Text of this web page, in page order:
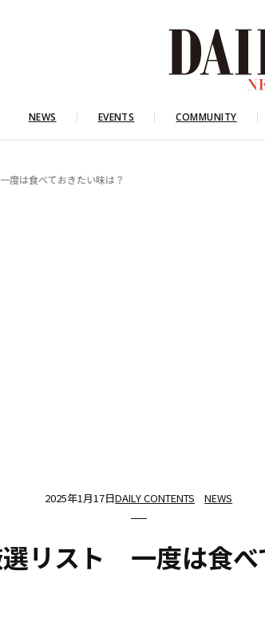
NEWS EVENTS COMMUNITY
度は食べておきたい味は？
2025年1月17日DAILY CONTENTS NEWS
リスト 一度は食べ